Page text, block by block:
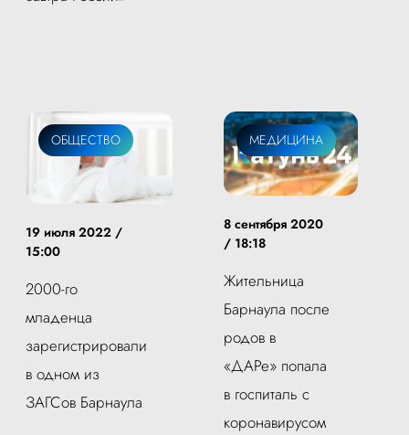
ОБЩЕСТВО
19 июля 2022 /
15:00
2000-го
младенца
зарегистрировали
в одном из
ЗАГСов Барнаула
МЕДИЦИНА
8 сентября 2020
/ 18:18
Жительница
Барнаула после
родов в
«ДАРе» попала
в госпиталь с
коронавирусом